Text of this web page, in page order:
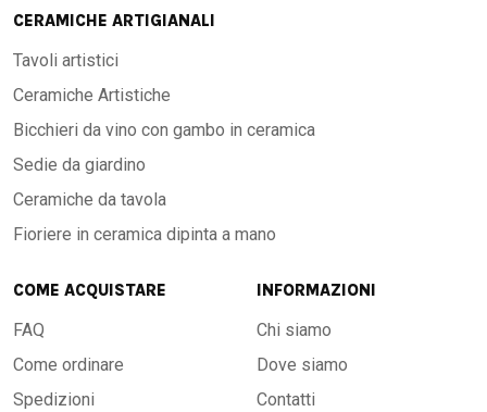
CERAMICHE ARTIGIANALI
Tavoli artistici
Ceramiche Artistiche
Bicchieri da vino con gambo in ceramica
Sedie da giardino
Ceramiche da tavola
Fioriere in ceramica dipinta a mano
COME ACQUISTARE
FAQ
Come ordinare
Spedizioni
INFORMAZIONI
Chi siamo
Dove siamo
Contatti